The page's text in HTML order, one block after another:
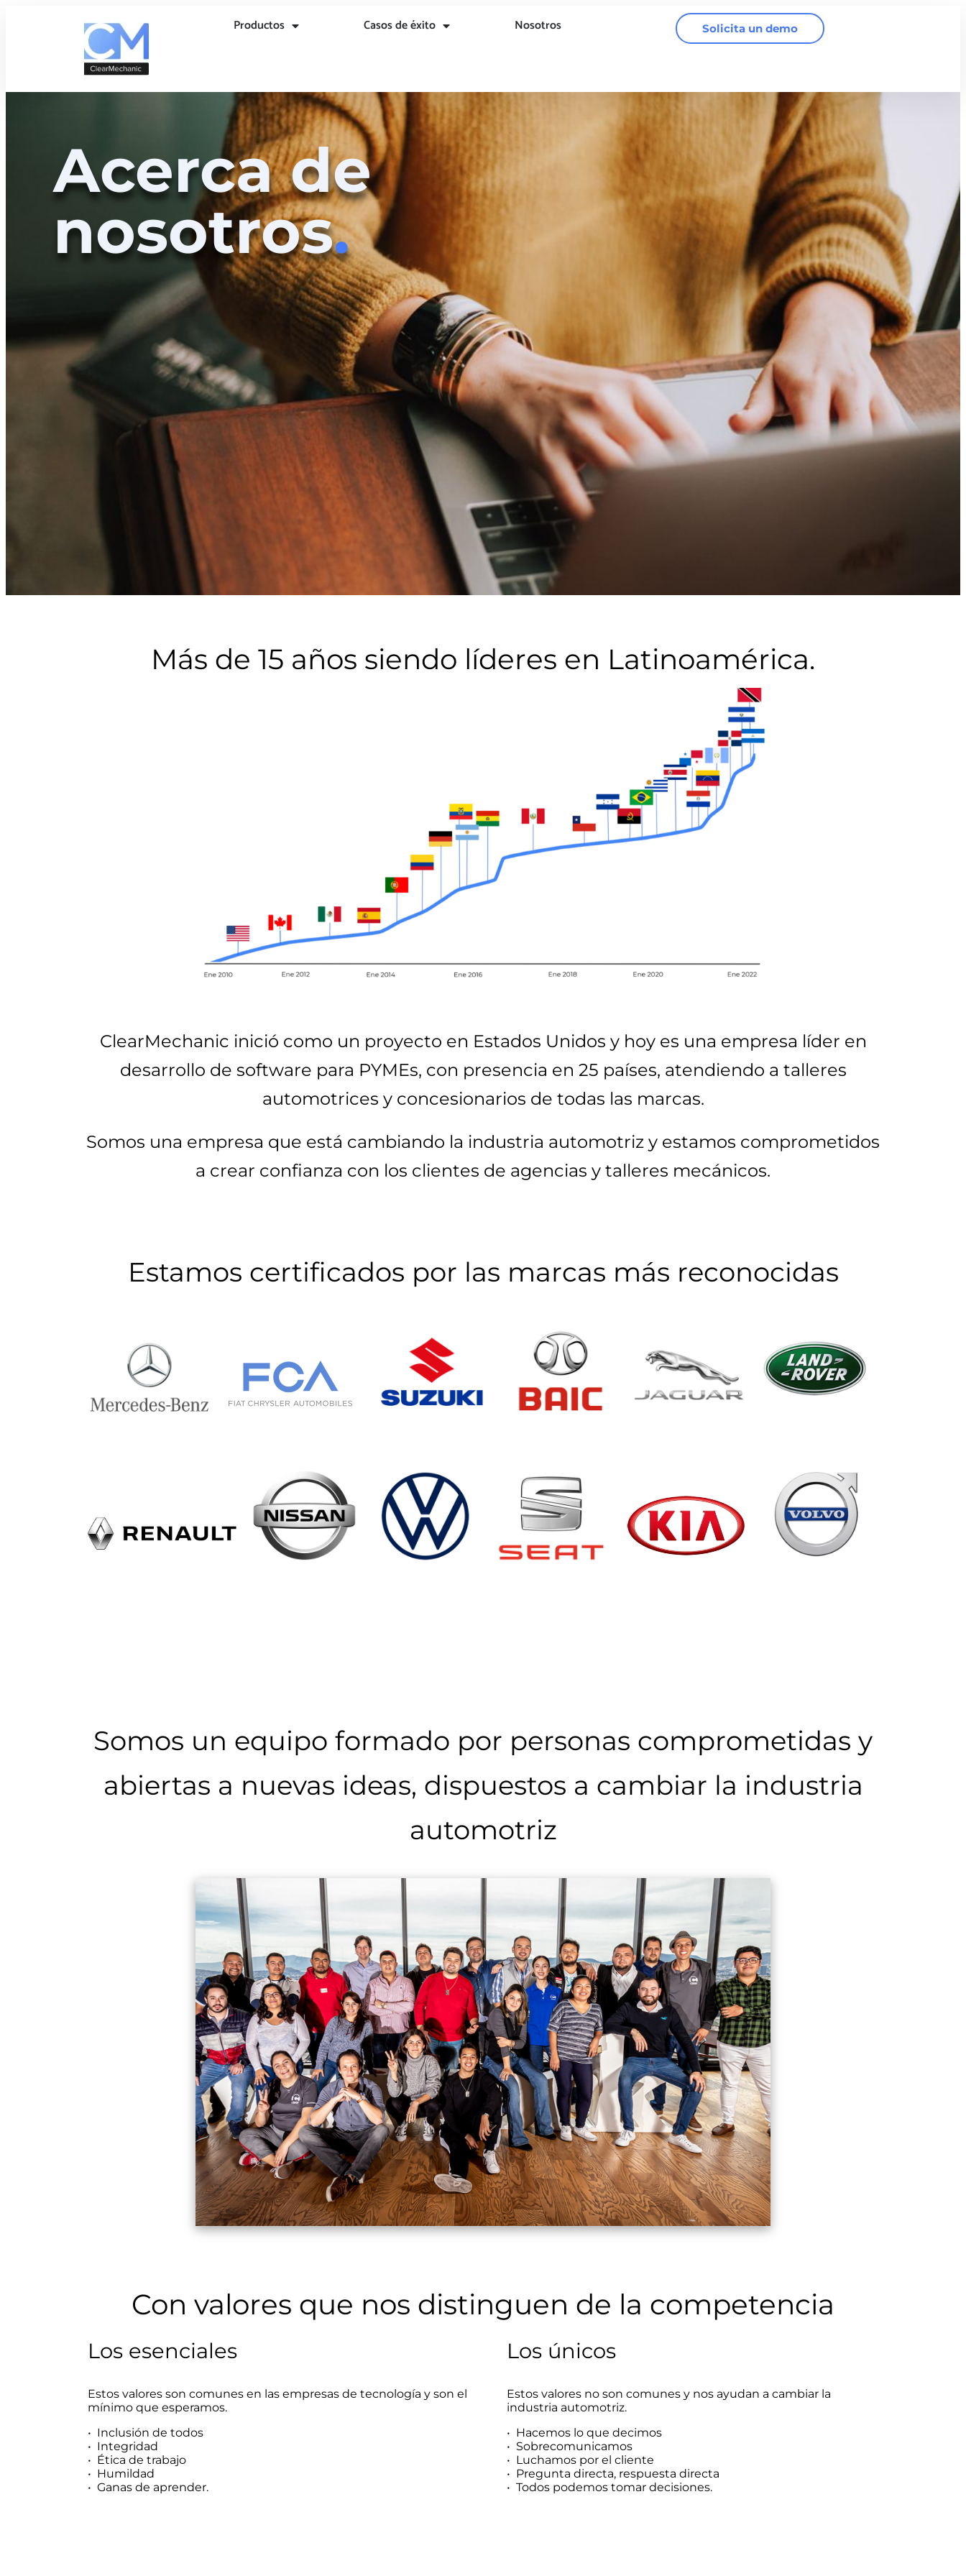
Productos Casos de éxito Nosotros Solicita un demo
Acerca de
nosotros.
Más de 15 años siendo líderes en Latinoamérica.
ClearMechanic inició como un proyecto en Estados Unidos y hoy es una empresa líder en
desarrollo de software para PYMEs, con presencia en 25 países, atendiendo a talleres
automotrices y concesionarios de todas las marcas.
Somos una empresa que está cambiando la industria automotriz y estamos comprometidos
a crear confianza con los clientes de agencias y talleres mecánicos.
Estamos certificados por las marcas más reconocidas
Somos un equipo formado por personas comprometidas y
abiertas a nuevas ideas, dispuestos a cambiar la industria
automotriz
Con valores que nos distinguen de la competencia
Los esenciales
Estos valores son comunes en las empresas de tecnología y son el
mínimo que esperamos.
• Inclusión de todos
• Integridad
• Ética de trabajo
• Humildad
• Ganas de aprender.
Los únicos
Estos valores no son comunes y nos ayudan a cambiar la
industria automotriz.
• Hacemos lo que decimos
• Sobrecomunicamos
• Luchamos por el cliente
• Pregunta directa, respuesta directa
• Todos podemos tomar decisiones.